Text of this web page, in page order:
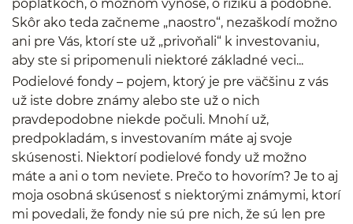
poplatkoch, o možnom výnose, o riziku a podobne.
Skôr ako teda začneme „naostro“, nezaškodí možno
ani pre Vás, ktorí ste už „privoňali“ k investovaniu,
aby ste si pripomenuli niektoré základné veci...
Podielové fondy – pojem, ktorý je pre väčšinu z vás
už iste dobre známy alebo ste už o nich
pravdepodobne niekde počuli. Mnohí už,
predpokladám, s investovaním máte aj svoje
skúsenosti. Niektorí podielové fondy už možno
máte a ani o tom neviete. Prečo to hovorím? Je to aj
moja osobná skúsenosť s niektorými známymi, ktorí
mi povedali, že fondy nie sú pre nich, že sú len pre